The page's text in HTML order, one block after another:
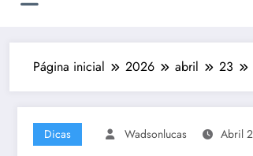
Página inicial 2026 abril 23
Dicas Wadsonlucas Abril